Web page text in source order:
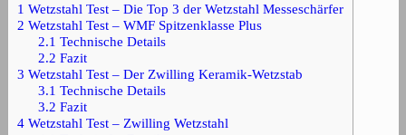
1 Wetzstahl Test – Die Top 3 der Wetzstahl Messeschärfer
2 Wetzstahl Test – WMF Spitzenklasse Plus
2.1 Technische Details
2.2 Fazit
3 Wetzstahl Test – Der Zwilling Keramik-Wetzstab
3.1 Technische Details
3.2 Fazit
4 Wetzstahl Test – Zwilling Wetzstahl